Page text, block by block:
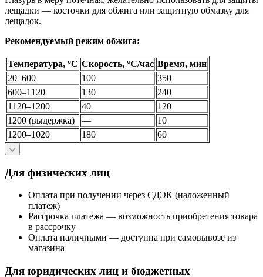
лещадки — косточки для обжига или защитную обмазку для
лещадок.
Рекомендуемый режим обжига:
Температура, °C Скорость, °C/час Время, мин
20–600
100
350
600–1120
130
240
1120–1200
40
120
1200 (выдержка)
—
10
1200–1020
180 60
Для физических лиц
Оплата при получении через СДЭК (наложенный
платеж)
Рассрочка платежа — возможность приобретения товара
в рассрочку
Оплата наличными — доступна при самовывозе из
магазина
Для юридических лиц и бюджетных